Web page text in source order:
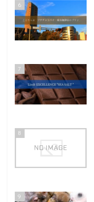
6
7
8
9